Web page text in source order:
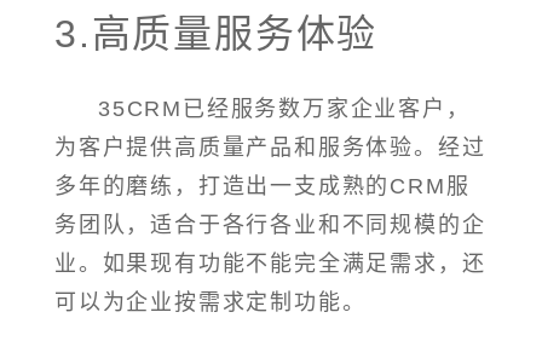
3.高质量服务体验
35CRM已经服务数万家企业客户，
为客户提供高质量产品和服务体验。经过
多年的磨练，打造出一支成熟的CRM服
务团队，适合于各行各业和不同规模的企
业。如果现有功能不能完全满足需求，还
可以为企业按需求定制功能。